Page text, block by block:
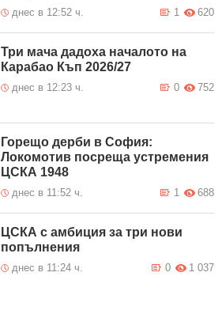
днес в 12:52 ч. 620
1
Три мача дадоха началото на
Карабао Къп 2026/27
днес в 12:23 ч. 752
0
Горещо дерби в София:
Локомотив посреща устремения
ЦСКА 1948
днес в 11:52 ч. 688
1
ЦСКА с амбиция за три нови
попълнения
днес в 11:24 ч. 1 037
0